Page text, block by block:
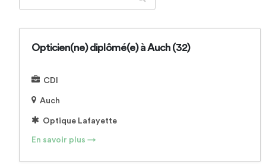
Opticien(ne) diplômé(e) à Auch (32)
CDI
Auch
Optique Lafayette
En savoir plus